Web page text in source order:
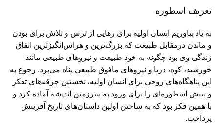
تعريف اسطوره
به ياد بياوريم انسان اوليه برای رهايی از ترس و تلاش برای بودن
و ماندن درمقابل طبيعت كه بزرگ‌ترين و هراس‌انگيزترين اتفاق
زندگی وی بود چگونه به خود طبيعت و نيروهای طبيعی مانند
خورشيد، كوه، دريا و نيروهای مافوق طبیعی پناه می‌برد. رجوع به
اين پناهگاه‌های روحی برای انسان اوليه، نخستين جرقه‌های تفكر
و بينش اسطوره‌ای را برای ورود به سرزمين انديشه آماده کرد و
با همين فكر بود كه به ساختن اولين داستان‌های تاريخ آفرينش
پرداخت.